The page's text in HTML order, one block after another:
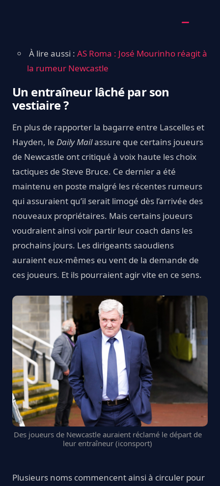
À lire aussi : AS Roma : José Mourinho réagit à
la rumeur Newcastle
Un entraîneur lâché par son
vestiaire ?
En plus de rapporter la bagarre entre Lascelles et
Hayden, le Daily Mailassure que certains joueurs
de Newcastle ont critiqué à voix haute les choix
tactiques de Steve Bruce. Ce dernier a été
maintenu en poste malgré les récentes rumeurs
qui assuraient qu’il serait limogé dès l’arrivée des
nouveaux propriétaires. Mais certains joueurs
voudraient ainsi voir partir leur coach dans les
prochains jours. Les dirigeants saoudiens
auraient eux-mêmes eu vent de la demande de
ces joueurs. Et ils pourraient agir vite en ce sens.
Des joueurs de Newcastle auraient réclamé le départ de
leur entraîneur (iconsport)
Plusieurs noms commencent ainsi à circuler pour